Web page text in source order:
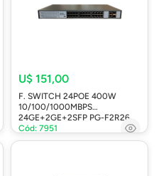
U$ 151,00
F. SWITCH 24POE 400W
10/100/1000MBPS
24GE+2GE+2SFP PG-F2R26
Cód: 7951